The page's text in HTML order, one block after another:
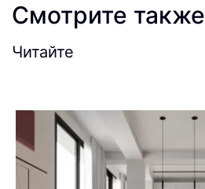
Смотрите также
Читайте